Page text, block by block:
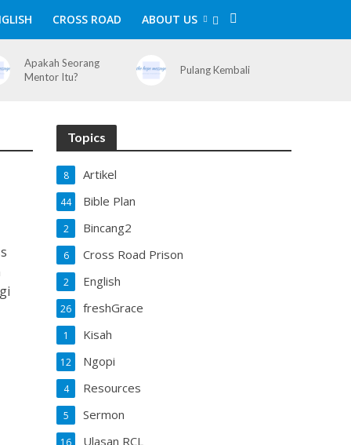
CROSS ROAD ABOUT US
Apakah Seorang
Mentor Itu?
Pulang Kembali
Topics
Artikel
8
Bible Plan
44
Bincang2
2
Cross Road Prison
6
English
2
freshGrace
26
Kisah
1
Ngopi
12
Resources
4
Sermon
5
Ulasan RCL
16